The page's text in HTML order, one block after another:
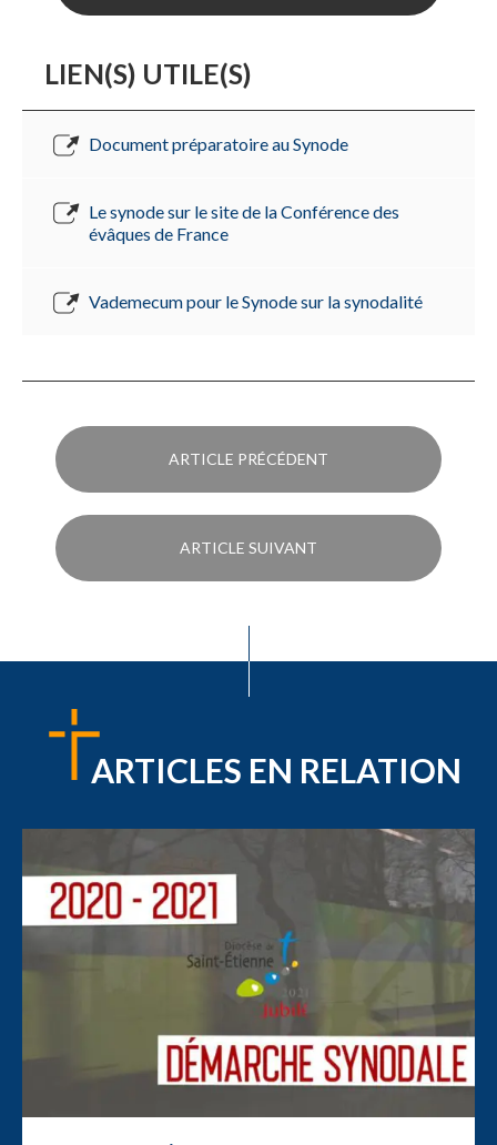
LIEN(S) UTILE(S)
Document préparatoire au Synode
Le synode sur le site de la Conférence des
évâques de France
Vademecum pour le Synode sur la synodalité
ARTICLE PRÉCÉDENT
ARTICLE SUIVANT
ARTICLES EN RELATION